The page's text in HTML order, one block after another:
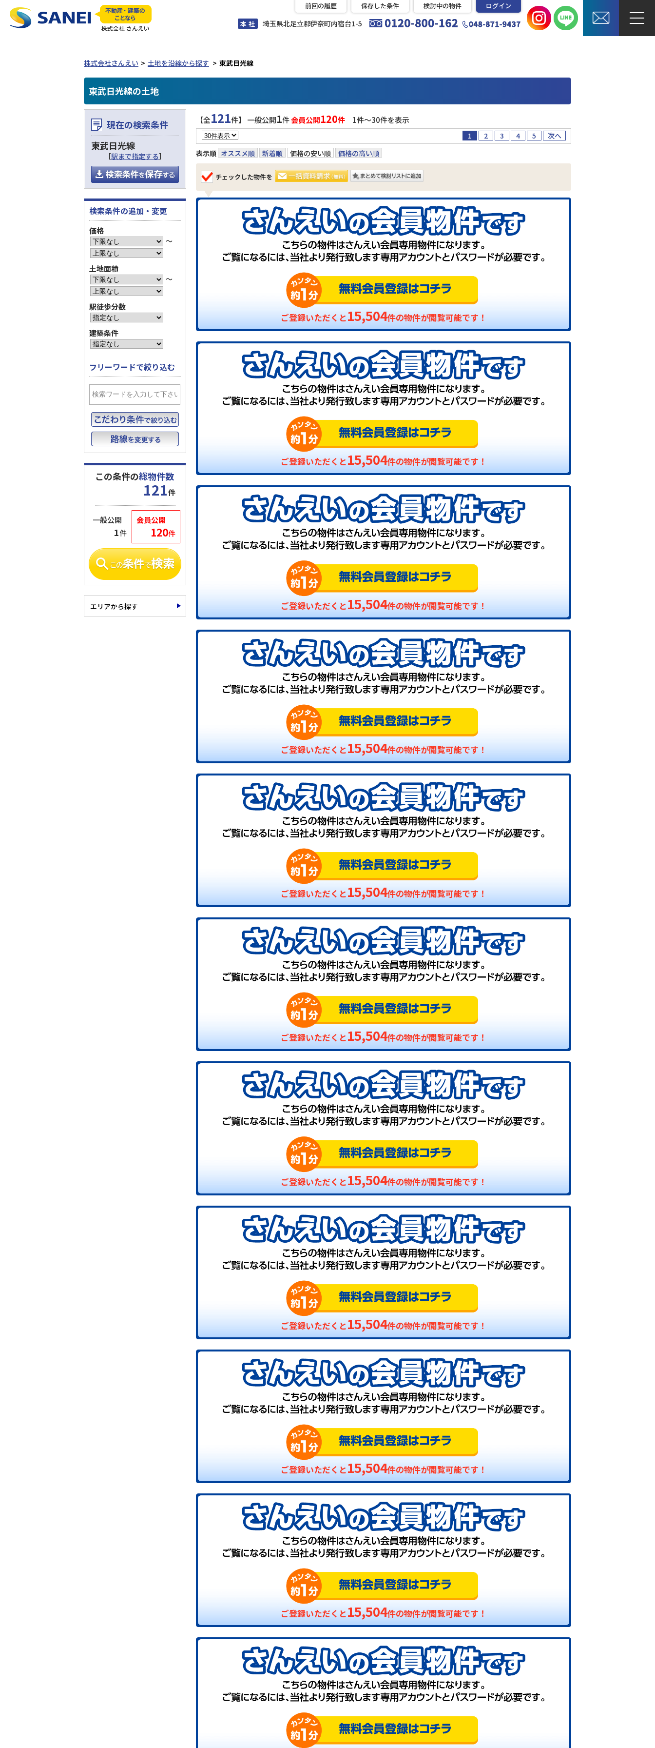
本 社 埼玉県北足立郡伊奈町内宿台1-5
前回の履歴 保存した条件 検討中の物件 ログイン
株式会社さんえい 土地を沿線から探す 東武日光線
東武日光線の土地
【全121件】 一般公開1件会員公開120件 1件〜30件を表示
1 2 3 4 5
次へ
表示順 オススメ順 新着順 価格の安い順 価格の高い順
チェックした物件を
ご登録いただくと15,504件の物件が閲覧可能です！
ご登録いただくと15,504件の物件が閲覧可能です！
ご登録いただくと15,504件の物件が閲覧可能です！
ご登録いただくと15,504件の物件が閲覧可能です！
ご登録いただくと15,504件の物件が閲覧可能です！
ご登録いただくと15,504件の物件が閲覧可能です！
ご登録いただくと15,504件の物件が閲覧可能です！
ご登録いただくと15,504件の物件が閲覧可能です！
ご登録いただくと15,504件の物件が閲覧可能です！
ご登録いただくと15,504件の物件が閲覧可能です！
現在の検索条件
東武日光線
［駅まで指定する］
検索条件の追加・変更
価格
〜
土地面積
〜
駅徒歩分数
建築条件
フリーワードで絞り込む
この条件の総物件数
121件
会員公開
120件
一般公開
1件
エリアから探す